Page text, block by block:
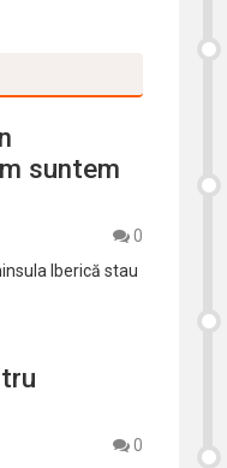
suntem
0
Iberică stau
0